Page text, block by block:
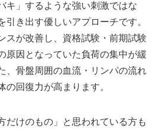
キ」するような強い刺激ではな
引き出す優しいアプローチです。
スが改善し、資格試験・前期試験
原因となっていた負荷の集中が緩
、骨盤周囲の血流・リンパの流れ
の回復力が高まります。
だけのもの」と思われている方も